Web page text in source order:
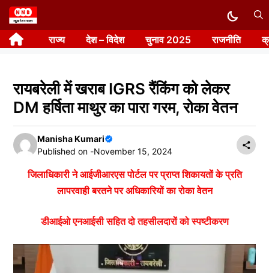
Skip
to
content राज्य देश – विदेश चुनाव 2025 राजनीति
रायबरेली में खराब IGRS रैंकिंग को लेकर
DM हर्षिता माथुर का पारा गरम, रोका वेतन
Manisha Kumari
Published on -November 15, 2024
जिलाधिकारी ने आईजीआरएस पोर्टल पर प्राप्त शिकायतों के प्रति
लापरवाही बरतने पर अधिकारियों का रोका वेतन
डीआईओ एनआईसी सहित दो तहसीलदारों को स्पष्टीकरण